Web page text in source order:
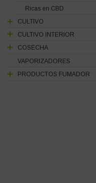
Ricas en CBD
CULTIVO
CULTIVO INTERIOR
COSECHA
VAPORIZADORES
PRODUCTOS FUMADOR